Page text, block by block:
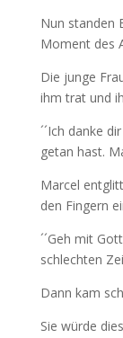
Nun standen
Moment des
Die junge
ihm trat und
´´Ich danke
getan hast.
Marcel
den Fingern
´´Geh mit
schlechten
Dann kam
Sie würde